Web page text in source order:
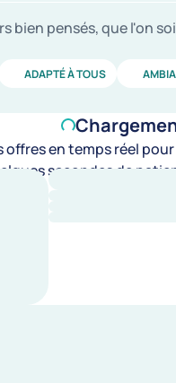
bien pensés, que l'on
ADAPTÉ À TOUS
offres en temps réel
secondes de